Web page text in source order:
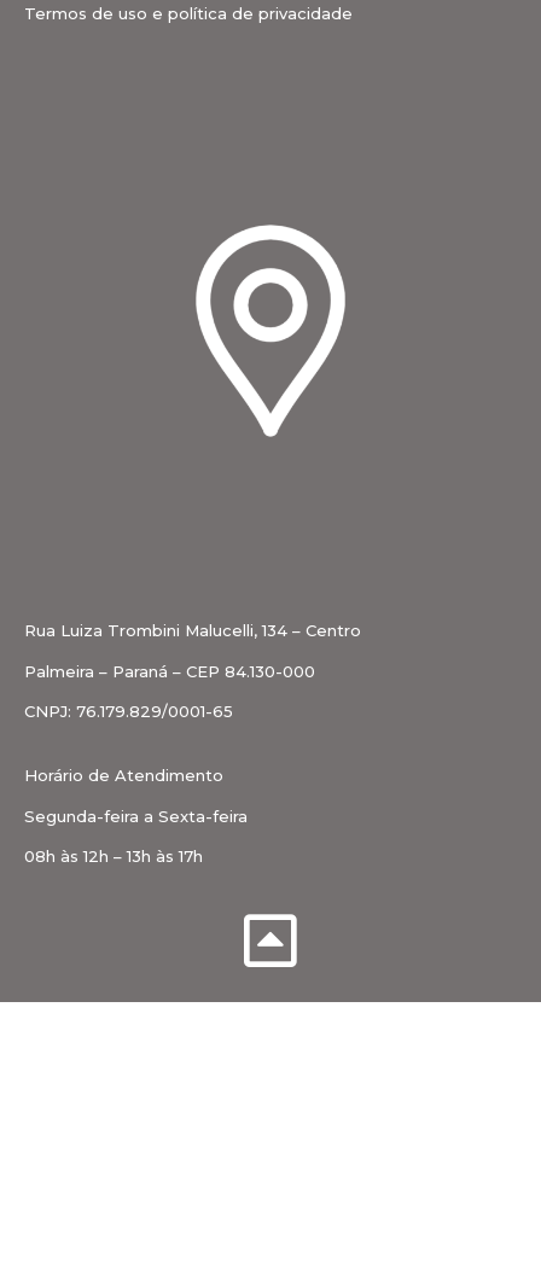
Termos de uso e política de privacidade
Rua Luiza Trombini Malucelli, 134 – Centro
Palmeira – Paraná – CEP 84.130-000
CNPJ: 76.179.829/0001-65
Horário de Atendimento
Segunda-feira a Sexta-feira
08h às 12h – 13h às 17h